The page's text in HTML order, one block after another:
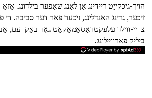
הויך-גיכקייַט ריידינג אָן לאַנג שאָפער בילדונג. אַזאַ
זיכער, גרינג האַנדלינג, זיכער פֿאַר דער סביבה. די
צוויי-ווילד עלעקטראָסאַמאָקאַט גאָר באַקוועם,
ביליק פאַרווייַלונג.